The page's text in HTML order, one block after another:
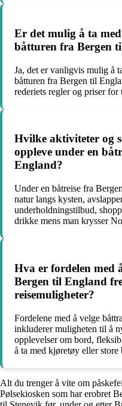
Er det mulig å ta
båtturen fra Bergen
Ja, det er vanligvis mulig å
båtturen fra Bergen til
rederiets regler og priser
Hvilke aktiviteter og
oppleve under en
England?
Under en båtreise fra
natur langs kysten,
underholdningstilbud,
drikke mens man krysser
Hva er fordelen med
Bergen til England
reisemuligheter?
Fordelene med å velge
inkluderer muligheten til å
opplevelser om bord,
å ta med kjøretøy eller store
Alt du trenger å vite om
Pølsekiosken som har erobret